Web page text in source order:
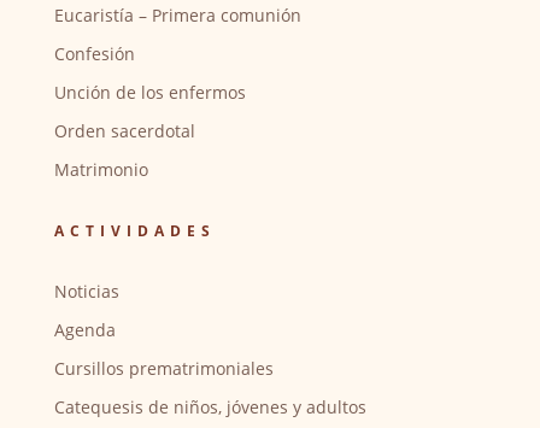
Eucaristía – Primera comunión
Confesión
Unción de los enfermos
Orden sacerdotal
Matrimonio
ACTIVIDADES
Noticias
Agenda
Cursillos prematrimoniales
Catequesis de niños, jóvenes y adultos